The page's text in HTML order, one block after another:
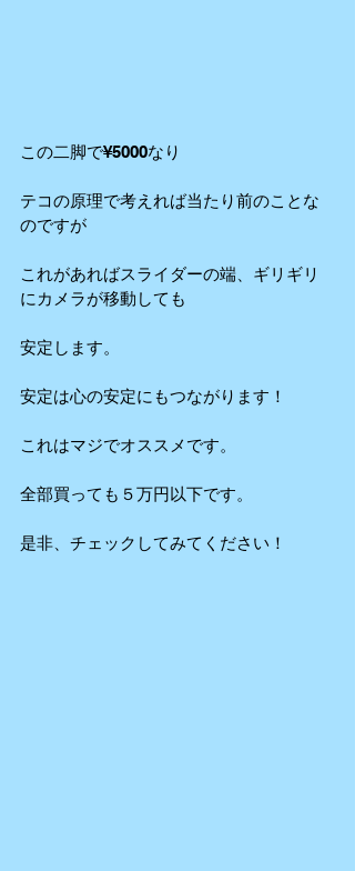
この二脚で¥5000なり
テコの原理で考えれば当たり前のことな
のですが
これがあればスライダーの端、ギリギリ
にカメラが移動しても
安定します。
安定は心の安定にもつながります！
これはマジでオススメです。
全部買っても５万円以下です。
是非、チェックしてみてください！